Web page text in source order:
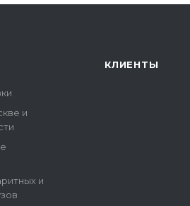
и
и
КЛИЕНТЫ